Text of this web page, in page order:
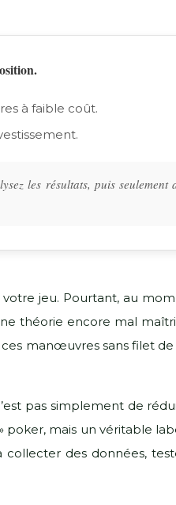
à faible coût.
les résultats, puis seulement
jeu. Pourtant, au
théorie encore mal
manœuvres sans filet
pas simplement de
poker, mais un véritable
des données,